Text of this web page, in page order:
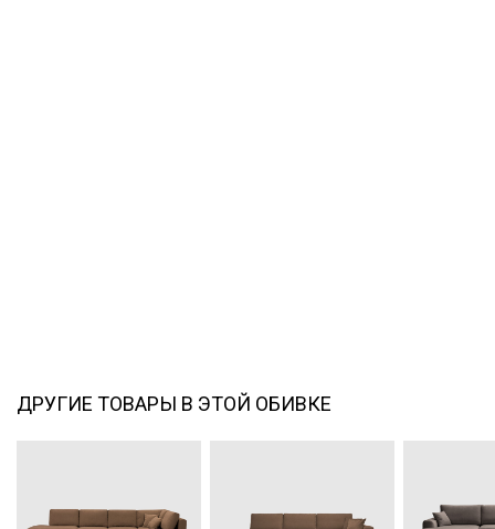
ДРУГИЕ ТОВАРЫ В ЭТОЙ ОБИВКЕ